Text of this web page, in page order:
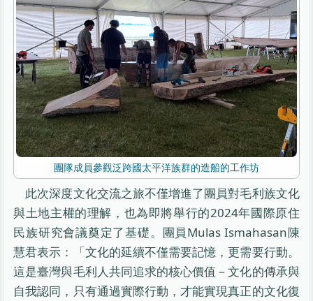
團隊成員參觀泛跨國太平洋族群的造船的工作坊
此次深度文化交流之旅不僅增進了團員對毛利族文化
與土地主權的理解，也為即將舉行的2024年國際原住
民族研究會議奠定了基礎。團員Mulas Ismahasan陳
慧君表示：「文化的延續不僅需要記憶，更需要行動。
這是臺灣與毛利人共同追求的核心價值－文化的傳承與
自我認同，只有通過實際行動，才能實現真正的文化復